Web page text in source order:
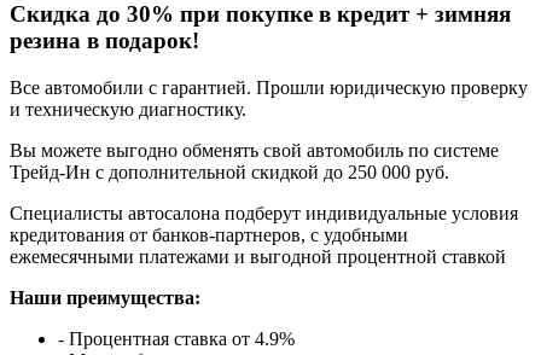
Cкидка до 30% при покупке в кредит + зимняя
резина в подарок!
Все автомобили с гарантией. Прошли юридическую проверку
и техническую диагностику.
Вы можете выгодно обменять свой автомобиль по системе
Трейд-Ин с дополнительной скидкой до 250 000 руб.
Специалисты автосалона подберут индивидуальные условия
кредитования от банков-партнеров, с удобными
ежемесячными платежами и выгодной процентной ставкой
Наши преимущества:
- Процентная ставка от 4.9%